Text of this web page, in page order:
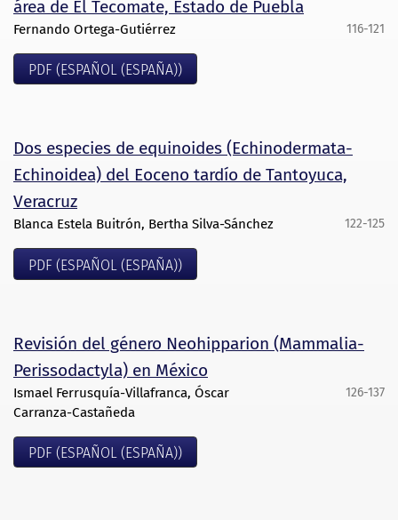
área de El Tecomate, Estado de Puebla
Fernando Ortega-Gutiérrez 116-121
PDF (ESPAÑOL (ESPAÑA))
Dos especies de equinoides (Echinodermata-
Echinoidea) del Eoceno tardío de Tantoyuca,
Veracruz
Blanca Estela Buitrón, Bertha Silva-Sánchez 122-125
PDF (ESPAÑOL (ESPAÑA))
Revisión del género Neohipparion (Mammalia-
Perissodactyla) en México
Ismael Ferrusquía-Villafranca, Óscar
Carranza-Castañeda
126-137
PDF (ESPAÑOL (ESPAÑA))